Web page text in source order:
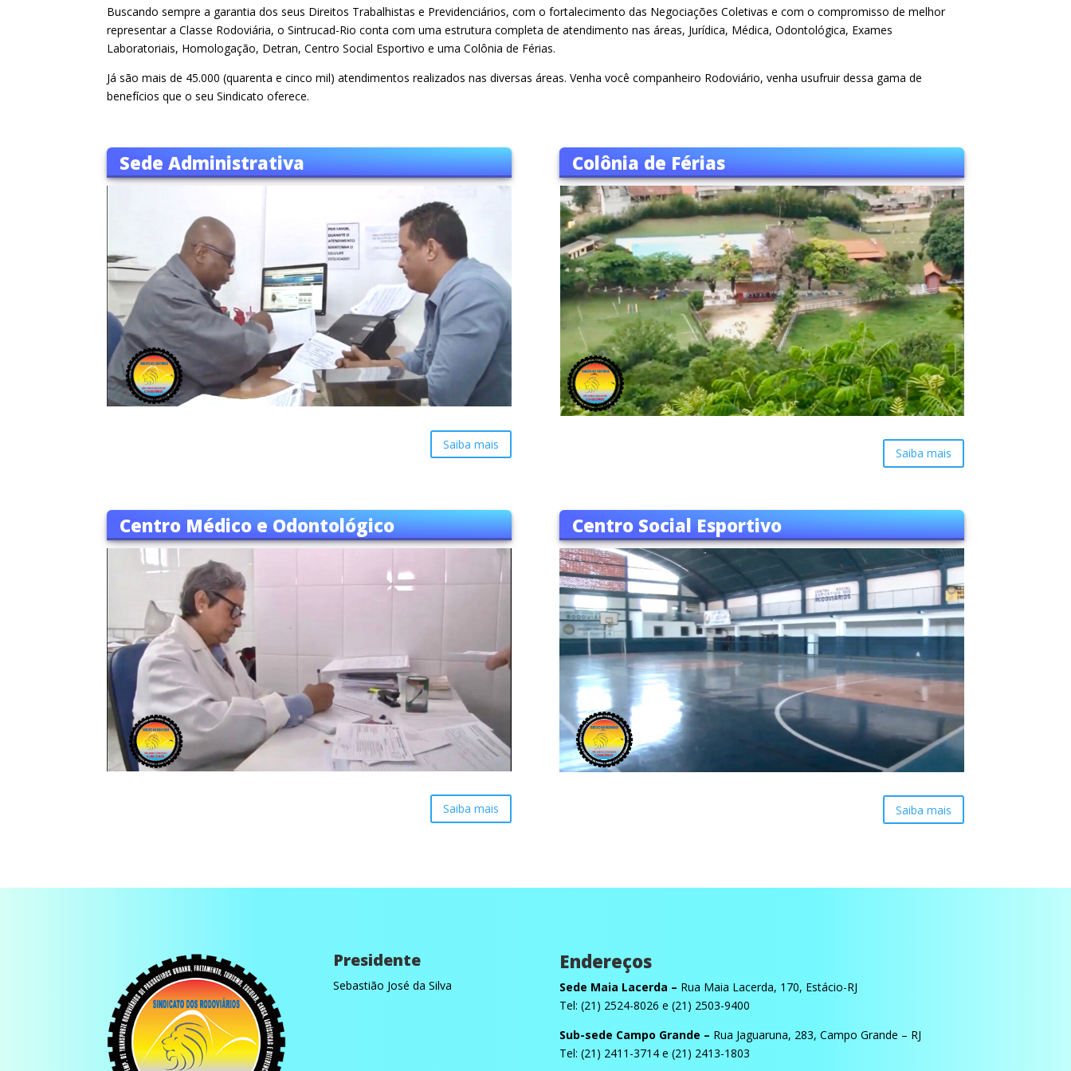
Buscando sempre a garantia dos seus Direitos Trabalhistas e Previdenciários, com o fortalecimento das Negociações Coletivas e com o compromisso de melhor
representar a Classe Rodoviária, o Sintrucad-Rio conta com uma estrutura completa de atendimento nas áreas, Jurídica, Médica, Odontológica, Exames
Laboratoriais, Homologação, Detran, Centro Social Esportivo e uma Colônia de Férias.
Já são mais de 45.000 (quarenta e cinco mil) atendimentos realizados nas diversas áreas. Venha você companheiro Rodoviário, venha usufruir dessa gama de
benefícios que o seu Sindicato oferece.
Sede Administrativa
Saiba mais
Colônia de Férias
Saiba mais
Centro Médico e Odontológico
Saiba mais
Centro Social Esportivo
Saiba mais
Presidente
Sebastião José da Silva
Endereços
Sede Maia Lacerda – Rua Maia Lacerda, 170, Estácio-RJ
Tel: (21) 2524-8026 e (21) 2503-9400
Sub-sede Campo Grande – Rua Jaguaruna, 283, Campo Grande – RJ
Tel: (21) 2411-3714 e (21) 2413-1803